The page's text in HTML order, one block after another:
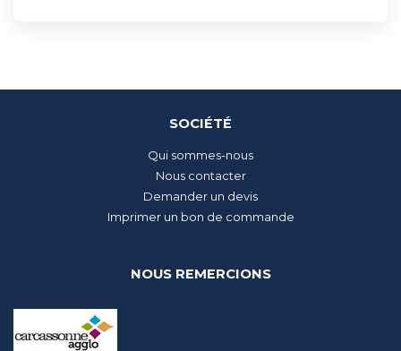
SOCIÉTÉ
Qui sommes-nous
Nous contacter
Demander un devis
Imprimer un bon de commande
NOUS REMERCIONS